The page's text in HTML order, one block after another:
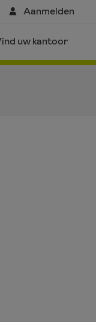
Aanmelden
uw kantoor